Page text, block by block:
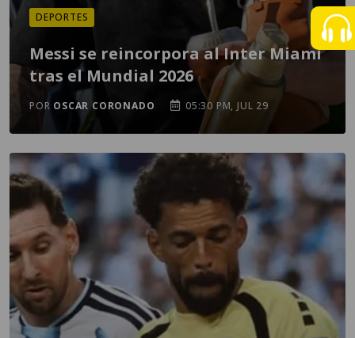
DEPORTES
Messi se reincorpora al Inter Miami
tras el Mundial 2026
POR OSCAR CORONADO 05:30 PM, JUL 29